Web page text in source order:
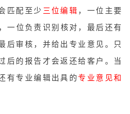
匹配至少 三位编辑 ，一位主要
一位负责识别核对，最后还有
后审核，并给出专业意见。只
后的报告才会返还给客户。当
有专业编辑出具的专业意见和